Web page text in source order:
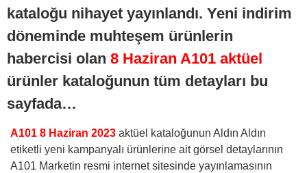
kataloğu nihayet yayınlandı. Yeni indirim
döneminde muhteşem ürünlerin
habercisi olan 8 Haziran A101 aktüel
ürünler kataloğunun tüm detayları bu
sayfada…
A101 8 Haziran 2023 aktüel kataloğunun Aldın Aldın
etiketli yeni kampanyalı ürünlerine ait görsel detaylarının
A101 Marketin resmi internet sitesinde yayınlamasının